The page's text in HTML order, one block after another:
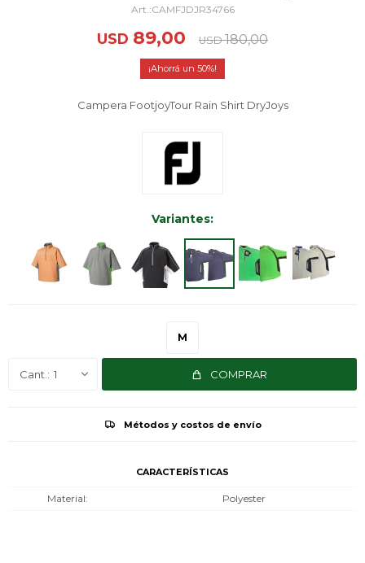
CAMFJDJR34766
USD 89,00 USD 180,00
50
Campera FootjoyTour Rain Shirt DryJoys
Variantes:
M
1 COMPRAR
Métodos y costos de envío
CARACTERÍSTICAS
Material Polyester